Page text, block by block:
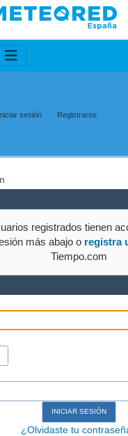
sesión Registrarse
registrados tienen
más abajo o registra
Tiempo.com
¿Olvidaste tu